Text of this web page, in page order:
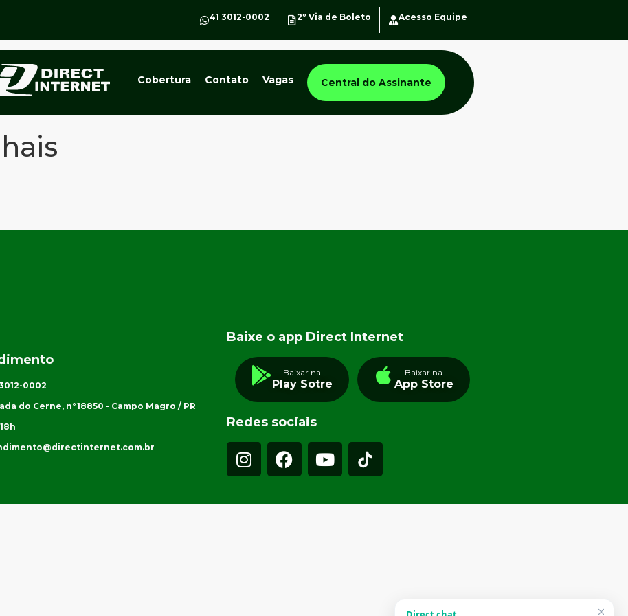
41 3012-0002 2º Via de Boleto Acesso Equipe
Cobertura Contato Vagas Central do Assinante
0002
do Cerne, n°18850 - Campo Magro / PR
Baixe o app Direct Internet
Baixar na
Play Sotre
Baixar na
App Store
Redes sociais